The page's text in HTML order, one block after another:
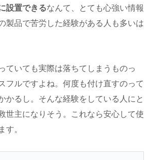
設置できるなんて、とても心強い情報
製品で苦労した経験がある人も多いは
ていても実際は落ちてしまうものっ
フルですよね。何度も付け直すのって
かるし。そんな経験をしている人にと
世主になりそう。これなら安心して使
す。